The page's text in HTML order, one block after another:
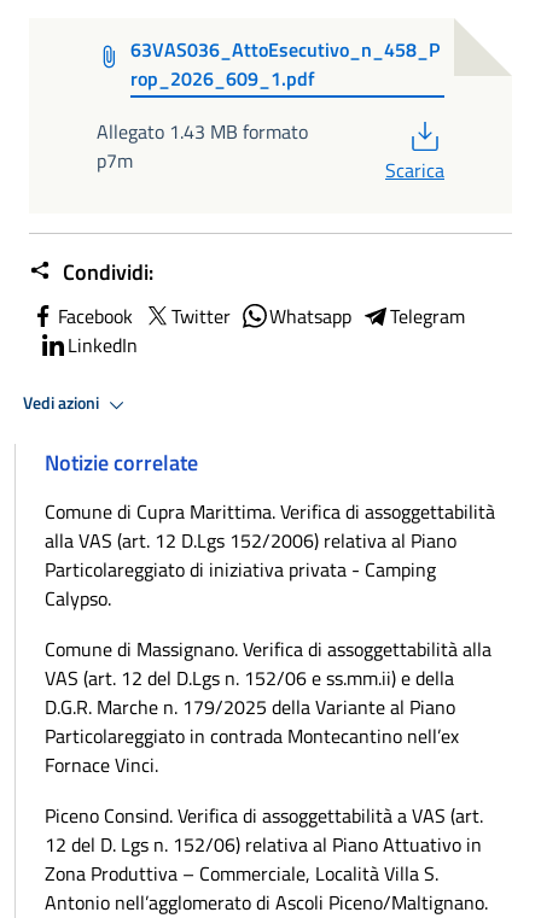
63VAS036_AttoEsecutivo_n_458_P
rop_2026_609_1.pdf
Allegato 1.43 MB formato
p7m
Scarica
Condividi:
Facebook Twitter Whatsapp
Telegram
LinkedIn
Vedi azioni
Notizie correlate
Comune di Cupra Marittima. Verifica di assoggettabilità
alla VAS (art. 12 D.Lgs 152/2006) relativa al Piano
Particolareggiato di iniziativa privata - Camping
Calypso.
Comune di Massignano. Verifica di assoggettabilità alla
VAS (art. 12 del D.Lgs n. 152/06 e ss.mm.ii) e della
D.G.R. Marche n. 179/2025 della Variante al Piano
Particolareggiato in contrada Montecantino nell’ex
Fornace Vinci.
Piceno Consind. Verifica di assoggettabilità a VAS (art.
12 del D. Lgs n. 152/06) relativa al Piano Attuativo in
Zona Produttiva – Commerciale, Località Villa S.
Antonio nell’agglomerato di Ascoli Piceno/Maltignano.